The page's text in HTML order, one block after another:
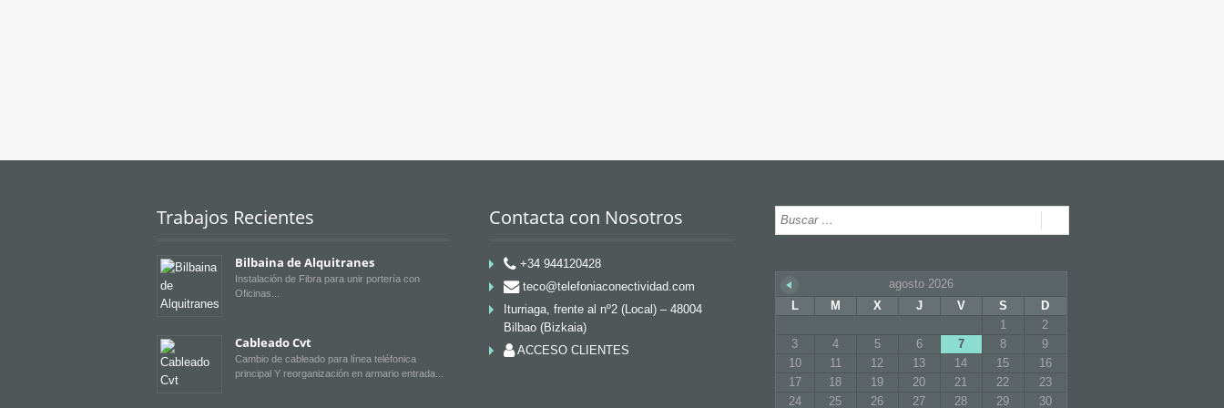
Trabajos Recientes
Bilbaina de Alquitranes
Instalación de Fibra para unir portería con
Oficinas
Cableado Cvt
Cambio de cableado para línea teléfonica
principal Y reorganización en armario entrada
Contacta con Nosotros
+34 944120428
teco@telefoniaconectividad.com
Iturriaga, frente al nº2 (Local) – 48004
Bilbao (Bizkaia)
ACCESO CLIENTES
agosto 2026
L
M X J V S
D
1
2
3
4 5 6 7 8
9
10
11 12 13 14 15
16
17
18 19 20 21 22
23
24
25 26 27 28 29 30